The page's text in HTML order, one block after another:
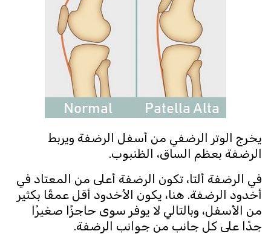
يخرج الوتر الرضفي من أسفل الرضفة ويربط
الرضفة بعظم الساق، الظنبوب.
في الرضفة ألتا، تكون الرضفة أعلى من المعتاد في
أخدود الرضفة. هنا، يكون الأخدود أقل عمقًا بكثير
من الأسفل، وبالتالي لا يوفر سوى حاجزًا صغيرًا
جدًا على كل جانب من جوانب الرضفة.